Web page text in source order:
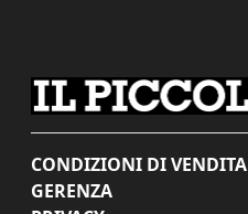
CONDIZIONI DI VENDITA
GERENZA